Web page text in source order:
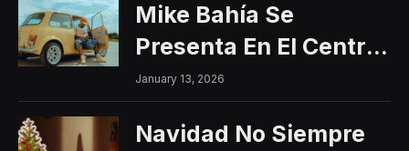
Mike Bahía Se
Presenta En El Centro
Histórico Con Un
Concierto Gratuito
January 13, 2026
Navidad No Siempre